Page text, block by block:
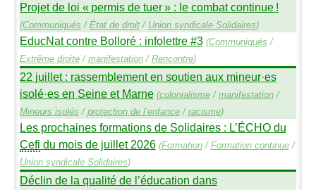
Projet de loi « permis de tuer» : le combat continue !
(Communiqués / État de droit/ Union syndicale Solidaires)
EducNat contre Bolloré : infolettre #3 (Communiqués /
Extrême droite/ manifestation/ Rencontre)
22 juillet : rassemblement en soutien aux mineur·es
isolé·es en Seine et Marne (colonialisme/ manifestation/
Mineurs isolés / protection de l’enfance/ racisme)
Les prochaines formations de Solidaires : L’ÉCHOdu
Cefi du mois de juillet 2026 (Formation/ Formation continue/
Union syndicale Solidaires)
Déclin de la qualité de l’éducation dans